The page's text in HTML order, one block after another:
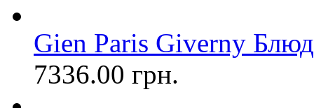
Gien Paris Giverny
7336.00 грн.